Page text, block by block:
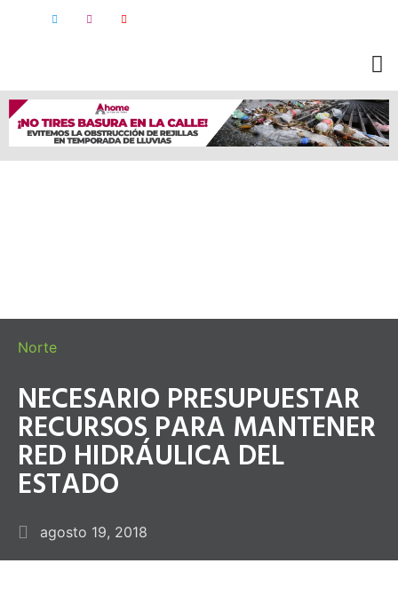
Norte
NECESARIO PRESUPUESTAR
RECURSOS PARA MANTENER
RED HIDRÁULICA DEL
ESTADO
agosto 19, 2018